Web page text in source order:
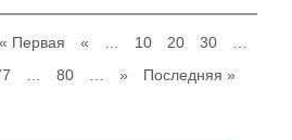
« Первая « 10 20 30
80 » Последняя »